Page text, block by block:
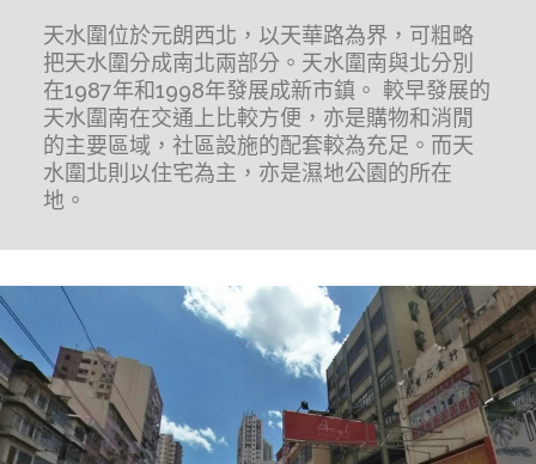
天水圍位於元朗西北，以天華路為界，可粗略
把天水圍分成南北兩部分。天水圍南與北分別
在1987年和1998年發展成新市鎮。 較早發展的
天水圍南在交通上比較方便，亦是購物和消閒
的主要區域，社區設施的配套較為充足。而天
水圍北則以住宅為主，亦是濕地公園的所在
地。